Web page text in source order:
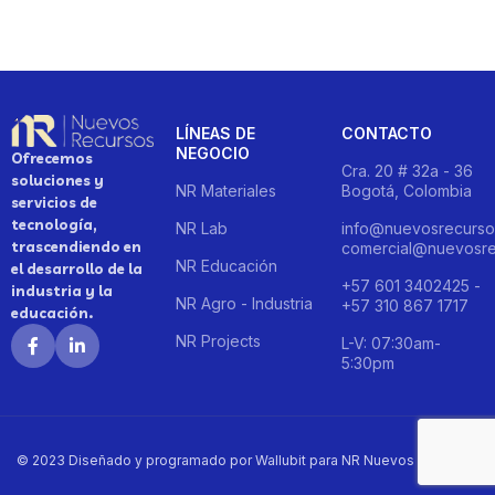
Ofrecemos
soluciones y
servicios de
tecnología,
trascendiendo en
el desarrollo de la
industria y la
educación.
LÍNEAS DE
NEGOCIO
NR Materiales
NR Lab
NR Educación
NR Agro - Industria
NR Projects
CONTACTO
Cra. 20 # 32a - 36
Bogotá, Colombia
+57 601 3402425 -
+57 310 867 1717
L-V: 07:30am-
5:30pm
© 2023 Diseñado y programado por Wallubit para NR Nuevos Recursos